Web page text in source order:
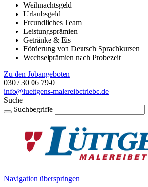
Weihnachtsgeld
Urlaubsgeld
Freundliches Team
Leistungsprämien
Getränke & Eis
Förderung von Deutsch Sprachkursen
Wechselprämien nach Probezeit
Zu den Jobangeboten
030 / 30 06 79-0
info@luettgens-malereibetriebe.de
Suche
Suchbegriffe
Navigation überspringen